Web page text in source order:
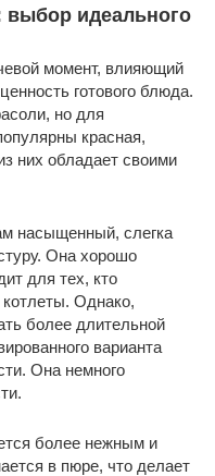
идеального
момент, влияющий
готового блюда.
но для
красная,
них обладает своими
насыщенный, слегка
Она хорошо
для тех, кто
Однако,
более длительной
варианта
Она немного
более нежным и
в пюре, что делает